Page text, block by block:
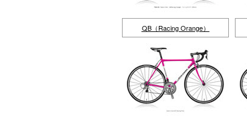
QB（Racing Orange）